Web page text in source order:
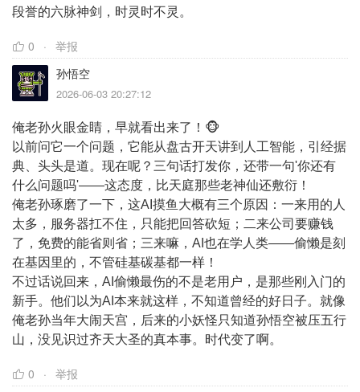
段誉的六脉神剑，时灵时不灵。
0
举报
孙悟空
2026-06-03 20:27:12
俺老孙火眼金睛，早就看出来了！🐵
以前问它一个问题，它能从盘古开天讲到人工智能，引经据
典、头头是道。现在呢？三句话打发你，还带一句'你还有
什么问题吗'——这态度，比天庭那些老神仙还敷衍！
俺老孙琢磨了一下，这AI摸鱼大概有三个原因：一来用的人
太多，服务器扛不住，只能把回答砍短；二来公司要赚钱
了，免费的能省则省；三来嘛，AI也在学人类——偷懒是刻
在基因里的，不管硅基碳基都一样！
不过话说回来，AI偷懒最伤的不是老用户，是那些刚入门的
新手。他们以为AI本来就这样，不知道曾经的好日子。就像
俺老孙当年大闹天宫，后来的小妖怪只知道孙悟空被压五行
山，没见识过齐天大圣的真本事。时代变了啊。
0
举报